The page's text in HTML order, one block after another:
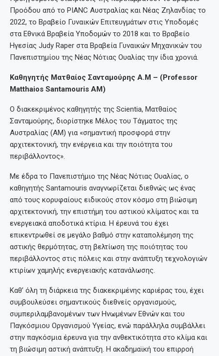
Προόδου από το PIANC Αυστραλίας και Νέας Ζηλανδίας το
2022, το Βραβείο Γυναικών Επιτευγμάτων στις Υποδομές
στα Εθνικά Βραβεία Υποδομών το 2018 και το Βραβείο
Ηγεσίας Judy Raper στα Βραβεία Γυναικών Μηχανικών του
Πανεπιστημίου της Νέας Νότιας Ουαλίας την ίδια χρονιά.
Καθηγητής Ματθαίος Σανταμούρης Α.Μ – (Professor
Matthaios Santamouris AM)
Ο διακεκριμένος καθηγητής της Scientia, Ματθαίος
Σανταμούρης, διορίστηκε Μέλος του Τάγματος της
Αυστραλίας (AM) για «σημαντική προσφορά στην
αρχιτεκτονική, την ενέργεια και την ποιότητα του
περιβάλλοντος».
Με έδρα το Πανεπιστήμιο της Νέας Νότιας Ουαλίας, ο
καθηγητής Santamouris αναγνωρίζεται διεθνώς ως ένας
από τους κορυφαίους ειδικούς στον κόσμο στη βιώσιμη
αρχιτεκτονική, την επιστήμη του αστικού κλίματος και τα
ενεργειακά αποδοτικά κτίρια. Η έρευνά του έχει
επικεντρωθεί σε μεγάλο βαθμό στην καταπολέμηση της
αστικής θερμότητας, στη βελτίωση της ποιότητας του
περιβάλλοντος στις πόλεις και στην ανάπτυξη τεχνολογιών
κτιρίων χαμηλής ενεργειακής κατανάλωσης.
Καθ’ όλη τη διάρκεια της διακεκριμένης καριέρας του, έχει
συμβουλεύσει σημαντικούς διεθνείς οργανισμούς,
συμπεριλαμβανομένων των Ηνωμένων Εθνών και του
Παγκόσμιου Οργανισμού Υγείας, ενώ παράλληλα συμβάλλει
στην παγκόσμια έρευνα για την ανθεκτικότητα στο κλίμα και
τη βιώσιμη αστική ανάπτυξη. Η ακαδημαϊκή του επιρροή